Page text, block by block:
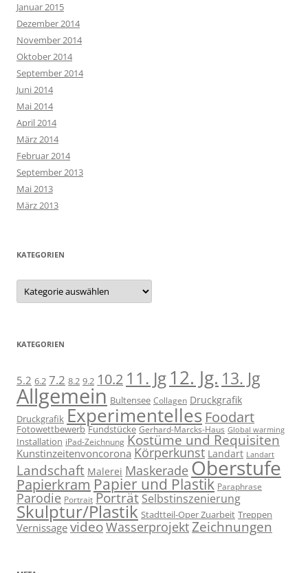
Januar 2015
Dezember 2014
November 2014
Oktober 2014
September 2014
Juni 2014
Mai 2014
April 2014
März 2014
Februar 2014
September 2013
Mai 2013
März 2013
KATEGORIEN
Kategorien
KATEGORIEN
5.2 6.2 7.2 8.2 9.2 10.2 11. Jg12. Jg. 13. Jg
Allgemein Bultensee Collagen Druckgrafik
Druckgrafik Experimentelles Foodart
Fotowettbewerb Fundstücke Gerhard-Marcks-Haus Global warming
Installation iPad-Zeichnung Kostüme und Requisiten
Kunstinzeitenvoncorona Körperkunst Landart Landart
Landschaft Malerei Maskerade Oberstufe
Papierkram Papier und Plastik Paraphrase
Parodie Portrait Porträt Selbstinszenierung
Skulptur/Plastik Stadtteil-Oper Zuarbeit Treppen
Vernissage videoWasserprojektZeichnungen